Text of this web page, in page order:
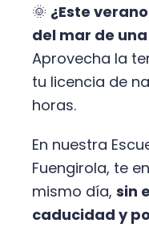
🌞 ¿Este
del mar de
Aprovecha la
tu licencia de
horas.
En nuestra
Fuengirola, te
mismo día, sin
caducidad y